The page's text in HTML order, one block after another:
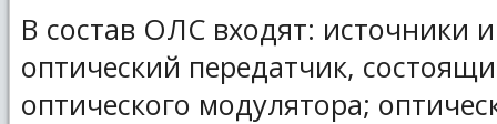
В состав ОЛС входят: источники
оптический передатчик,
оптического модулятора;